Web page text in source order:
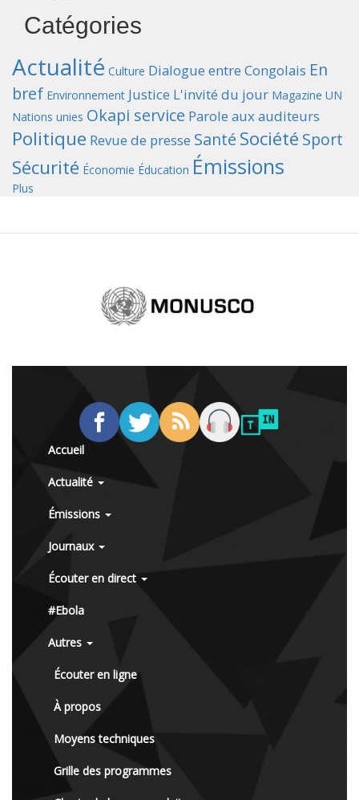
Catégories
Actualité Culture Dialogue entre Congolais En
bref Environnement Justice L'invité du jour Magazine UN
Nations unies Okapi service Parole aux auditeurs
Politique Revue de presse Santé Société Sport
Sécurité Économie Éducation Émissions
Plus
Accueil
Actualité
Émissions
Journaux
Écouter en direct
#Ebola
Autres
Écouter en ligne
À propos
Moyens techniques
Grille des programmes